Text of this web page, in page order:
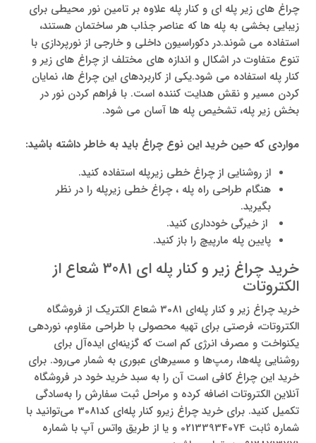
چراغ های زیر پله ای و کنار پله علاوه بر تامین نور محیطی برای
زیبایی بخشی به پله ها که عناصر جذاب هر ساختمان هستند،
استفاده می شوند.در دکوراسیون داخلی و خارجی از نورپردازی با
تنوع متفاوت در اشکال و اندازه های مختلف از چراغ های زیر و
کنار پله استفاده می شود.یکی از کاربردهای این چراغ ها، نمایان
کردن مسیر و نقش هدایت کننده است. با فراهم کردن نور در
بخش زیر پله، تشخیص پله ها آسان می شود.
مواردی که حین خرید این نوع چراغ باید به خاطر داشته باشید:
از روشنایی از چراغ خطی زیرپله استفاده کنید.
هنگام طراحی راه پله ، چراغ خطی زیرپله را در نظر
بگیرید.
از خیرگی خودداری کنید.
پایین پله مارپیچ را باز کنید.
خرید چراغ زیر و کنار پله ای 3081 شعاع از
الکتروتات
خرید چراغ زیر و کنار پله‌ای 3081 شعاع الکتریک از فروشگاه
الکتروتات، فرصتی برای تهیه محصولی با طراحی مقاوم، نوردهی
یکنواخت و مصرف انرژی کم است که گزینه‌ای ایده‌آل برای
روشنایی پله‌ها، رمپ‌ها و مسیرهای عبوری به شمار می‌رود. برای
خرید این چراغ کافی است آن را به سبد خرید خود در فروشگاه
آنلاین الکتروتات اضافه کرده و مراحل ثبت سفارش را به‌سادگی
تکمیل کنید. برای خرید چراغ زیرو کنار پله‌ای کد3081 می‌توانید با
شماره ثابت 02133934074 و یا از طریق واتس آپ با شماره